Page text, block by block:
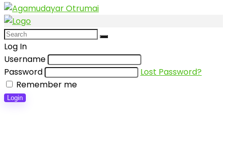
Log In
Username
Password
Lost Password?
Remember me
Login